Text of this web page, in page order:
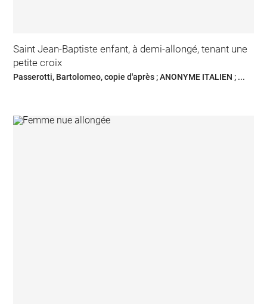
Saint Jean-Baptiste enfant, à demi-allongé, tenant une
petite croix
Passerotti, Bartolomeo, copie d'après ; ANONYME ITALIEN ; ...